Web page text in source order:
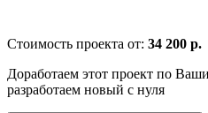
Стоимость проекта от: 34 200 р.
Доработаем этот проект по
разработаем новый с нуля